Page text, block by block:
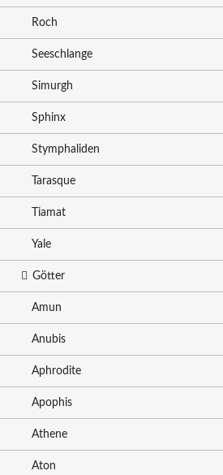
Roch
Seeschlange
Simurgh
Sphinx
Stymphaliden
Tarasque
Tiamat
Yale
Götter
Amun
Anubis
Aphrodite
Apophis
Athene
Aton